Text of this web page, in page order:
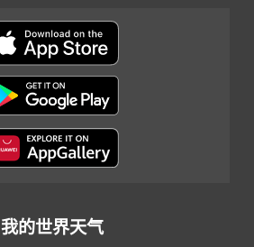
我的世界天气